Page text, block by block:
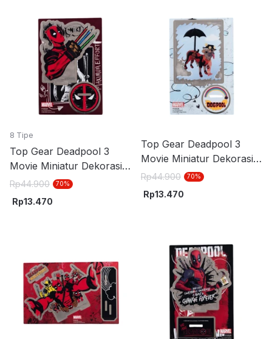
8 Tipe
Top Gear Deadpool 3
Movie Miniatur Dekorasi
Stand Akrilik S8 - Merah
Rp44.900 70%
Rp13.470
Top Gear Deadpool 3
Movie Miniatur Dekorasi
Stand Akrilik S3 - Biru
Rp44.900 70%
Rp13.470